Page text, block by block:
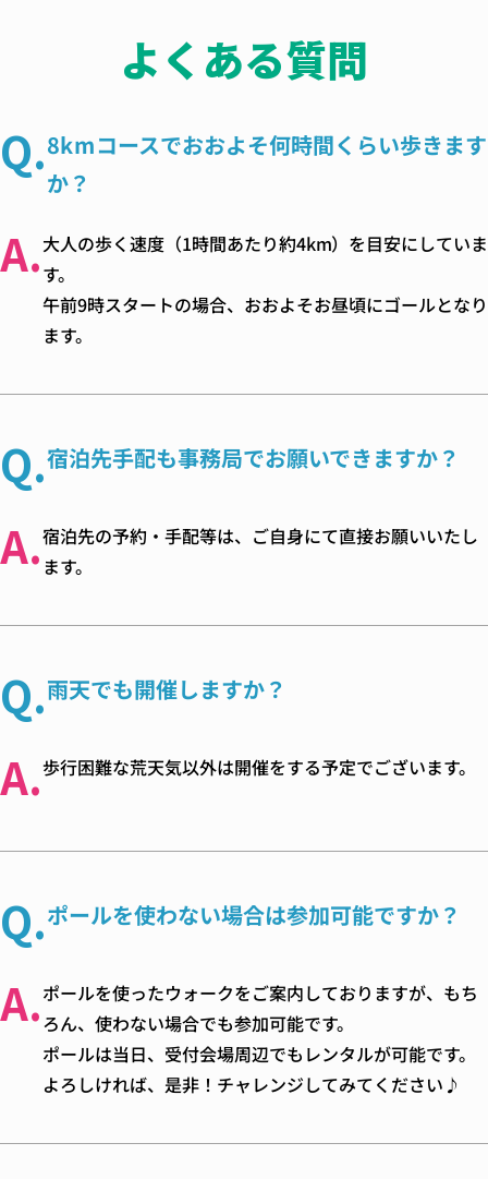
よくある質問
Q.8kmコースでおおよそ何時間くらい歩きます
か？
A.大人の歩く速度（1時間あたり約4km）を目安にしていま
す。
午前9時スタートの場合、おおよそお昼頃にゴールとなり
ます。
Q.宿泊先手配も事務局でお願いできますか？
A.宿泊先の予約・手配等は、ご自身にて直接お願いいたし
ます。
Q.雨天でも開催しますか？
A.歩行困難な荒天気以外は開催をする予定でございます。
Q.ポールを使わない場合は参加可能ですか？
A.ポールを使ったウォークをご案内しておりますが、もち
ろん、使わない場合でも参加可能です。
ポールは当日、受付会場周辺でもレンタルが可能です。
よろしければ、是非！チャレンジしてみてください♪